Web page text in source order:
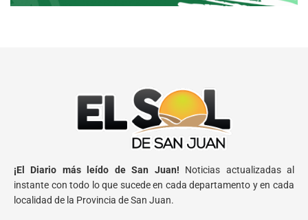
¡El Diario más leído de San Juan! Noticias actualizadas al
instante con todo lo que sucede en cada departamento y en cada
localidad de la Provincia de San Juan.